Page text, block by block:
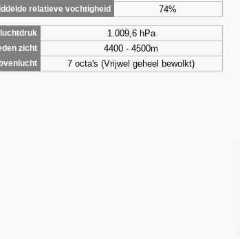
relatieve vochtigheid 74%
1.009,6 hPa
zicht 4400 - 4500m
7 octa's (Vrijwel geheel bewolkt)